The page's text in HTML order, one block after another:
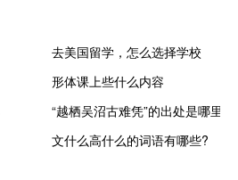
去美国留学，怎么选择学校
形体课上些什么内容
“越栖吴沼古难凭”的出处是哪里
文什么高什么的词语有哪些?